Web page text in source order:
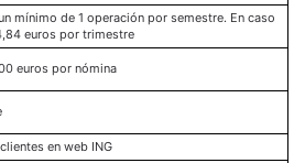
mínimo de 1 operación por semestre. En caso
euros por trimestre
euros por nómina
en web ING